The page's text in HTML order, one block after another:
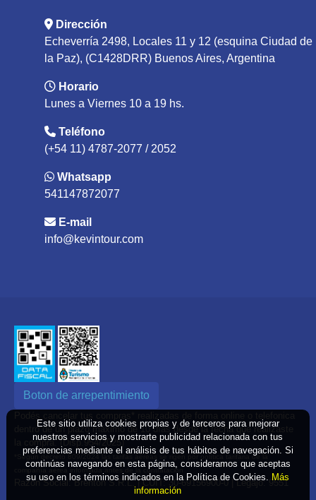
Dirección
Echeverría 2498, Locales 11 y 12 (esquina Ciudad de
la Paz), (C1428DRR) Buenos Aires, Argentina
Horario
Lunes a Viernes 10 a 19 hs.
Teléfono
(+54 11) 4787-2077 / 2052
Whatsapp
541147872077
E-mail
info@kevintour.com
Boton de arrepentimiento
dentro de un plazo máximo de 10 días desde la fecha que realizaste
la compra. (Disp.954/2025)
*Según decreto 809/2024 las tarifas aéreas se rigen por política tarifaria de la
compañía aérea informada antes de la contratación
Razón Social: Brenton S.R.L. | CUIT: 30-69156900-0 | Legajo: 9551
Este sitio utiliza cookies propias y de terceros para mejorar
nuestros servicios y mostrarte publicidad relacionada con tus
preferencias mediante el análisis de tus hábitos de navegación. Si
continúas navegando en esta página, consideramos que aceptas
su uso en los términos indicados en la Política de Cookies. Más
información